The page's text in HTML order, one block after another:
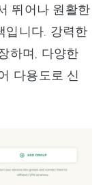
뛰어나 원활한
입니다. 강력한
하며, 다양한
다용도로 신